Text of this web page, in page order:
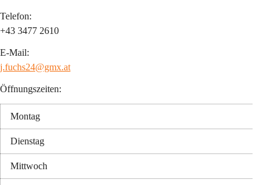
Telefon:
+43 3477 2610
E-Mail:
j.fuchs24@gmx.at
Öffnungszeiten:
Montag
Dienstag
Mittwoch